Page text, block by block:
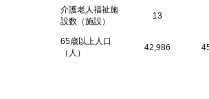
介護老人福祉施
設数（施設）
13
65歳以上人口
（人）
42,986